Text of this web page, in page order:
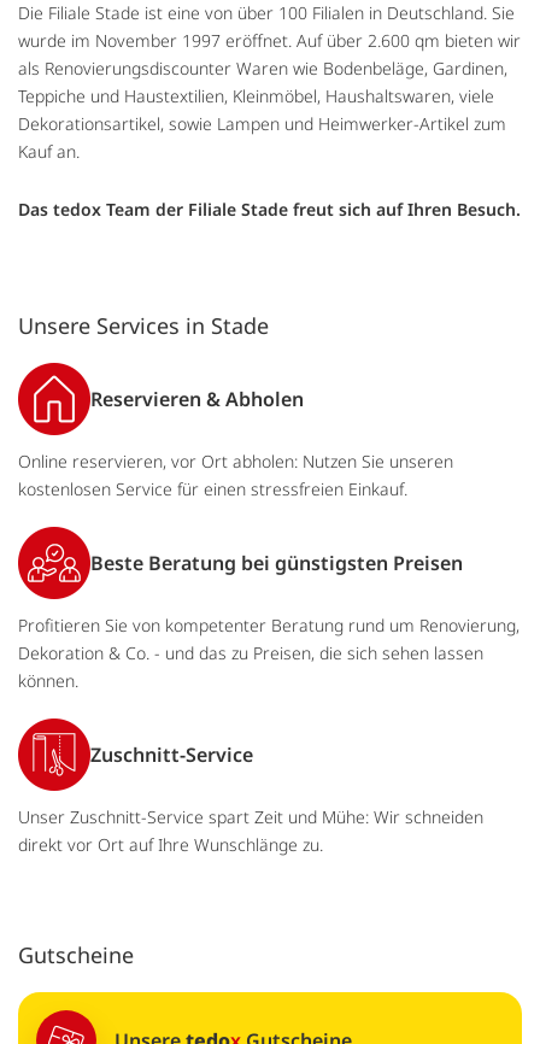
Die Filiale Stade ist eine von über 100 Filialen in Deutschland. Sie
wurde im November 1997 eröffnet. Auf über 2.600 qm bieten wir
als Renovierungsdiscounter Waren wie Bodenbeläge, Gardinen,
Teppiche und Haustextilien, Kleinmöbel, Haushaltswaren, viele
Dekorationsartikel, sowie Lampen und Heimwerker-Artikel zum
Kauf an.
Das tedox Team der Filiale Stade freut sich auf Ihren Besuch.
Unsere Services in Stade
Reservieren & Abholen
Online reservieren, vor Ort abholen: Nutzen Sie unseren
kostenlosen Service für einen stressfreien Einkauf.
Beste Beratung bei günstigsten Preisen
Profitieren Sie von kompetenter Beratung rund um Renovierung,
Dekoration & Co. - und das zu Preisen, die sich sehen lassen
können.
Zuschnitt-Service
Unser Zuschnitt-Service spart Zeit und Mühe: Wir schneiden
direkt vor Ort auf Ihre Wunschlänge zu.
Gutscheine